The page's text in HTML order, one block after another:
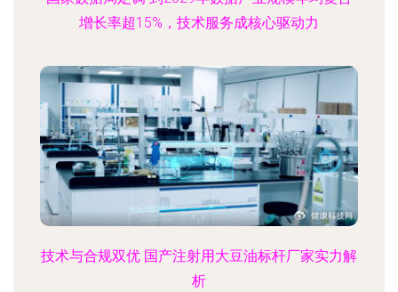
增长率超15%，技术服务成核心驱动力
技术与合规双优 国产注射用大豆油标杆厂家实力解
析